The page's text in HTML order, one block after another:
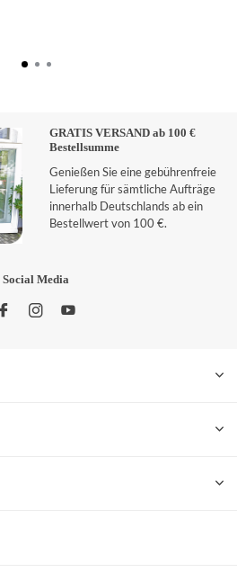
GRATIS VERSAND ab 100 €
Bestellsumme
Genießen Sie eine gebührenfreie
Lieferung für sämtliche Aufträge
innerhalb Deutschlands ab ein
Bestellwert von 100 €.
Social Media